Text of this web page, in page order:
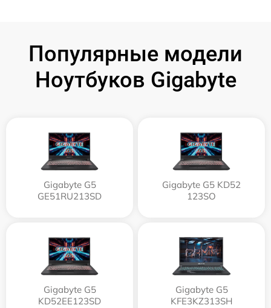
Популярные модели
Ноутбуков Gigabyte
Gigabyte G5
GE51RU213SD
Gigabyte G5 KD52
123SO
Gigabyte G5
KD52EE123SD
Gigabyte G5
KFE3KZ313SH